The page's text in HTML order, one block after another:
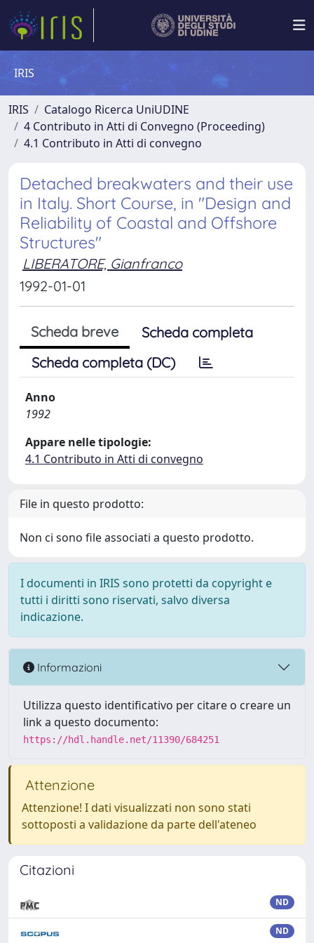
IRIS
IRIS
Catalogo Ricerca UniUDINE
4 Contributo in Atti di Convegno (Proceeding)
4.1 Contributo in Atti di convegno
Detached breakwaters and their use
in Italy. Short Course, in "Design and
Reliability of Coastal and Offshore
Structures"
LIBERATORE, Gianfranco
1992-01-01
Scheda breve
Scheda completa
Scheda completa (DC)
Anno
1992
Appare nelle tipologie:
4.1 Contributo in Atti di convegno
File in questo prodotto:
Non ci sono file associati a questo prodotto.
I documenti in IRIS sono protetti da copyright e
tutti i diritti sono riservati, salvo diversa
indicazione.
Informazioni
Utilizza questo identificativo per citare o creare un
link a questo documento:
https://hdl.handle.net/11390/684251
Attenzione
Attenzione! I dati visualizzati non sono stati
sottoposti a validazione da parte dell'ateneo
Citazioni
ND
ND